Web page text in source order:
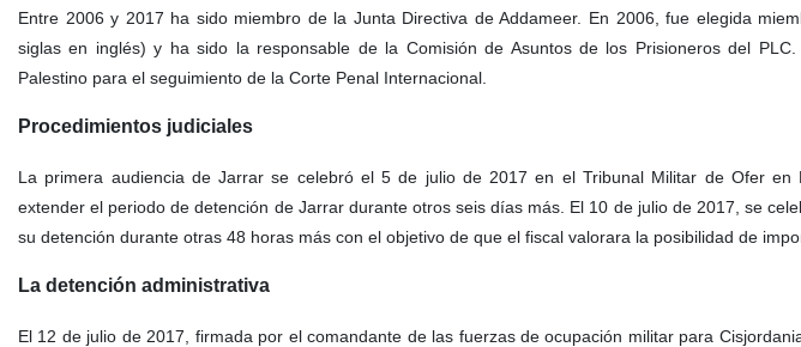
Entre 2006 y 2017 ha sido miembro de la Junta Directiva de Addameer. En 2006, fue elegida
siglas en inglés) y ha sido la responsable de la Comisión de Asuntos de los Prisioneros del
Palestino para el seguimiento de la Corte Penal Internacional.
Procedimientos judiciales
La primera audiencia de Jarrar se celebró el 5 de julio de 2017 en el Tribunal Militar de Ofer en
extender el periodo de detención de Jarrar durante otros seis días más. El 10 de julio de 2017, se
su detención durante otras 48 horas más con el objetivo de que el fiscal valorara la posibilidad de
La detención administrativa
El 12 de julio de 2017, firmada por el comandante de las fuerzas de ocupación militar para